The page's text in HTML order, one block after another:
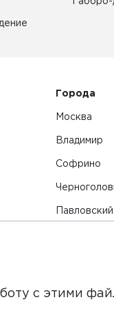
Города
Москва
Владимир
Софрино
носит
с этими